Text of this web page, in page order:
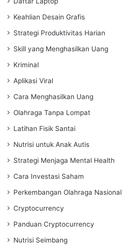
Keahlian Desain Grafis
Strategi Produktivitas Harian
Skill yang Menghasilkan Uang
Kriminal
Aplikasi Viral
Cara Menghasilkan Uang
Olahraga Tanpa Lompat
Latihan Fisik Santai
Nutrisi untuk Anak Autis
Strategi Menjaga Mental Health
Cara Investasi Saham
Perkembangan Olahraga Nasional
Cryptocurrency
Panduan Cryptocurrency
Nutrisi Seimbang